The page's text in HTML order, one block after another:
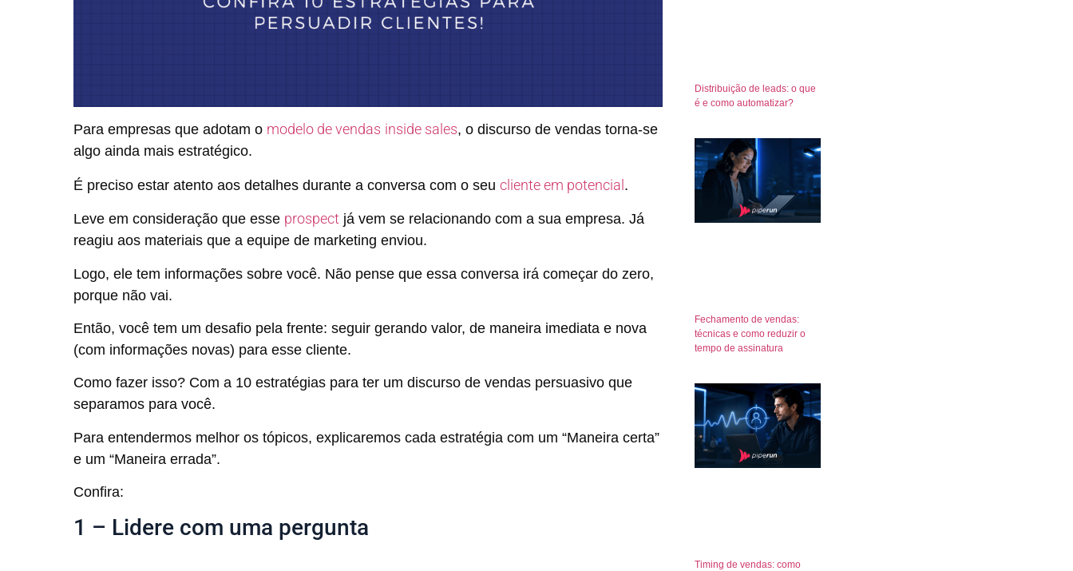
Para empresas que adotam o modelo de vendas inside sales, o discurso de vendas torna-se
algo ainda mais estratégico.
É preciso estar atento aos detalhes durante a conversa com o seu cliente em potencial.
Leve em consideração que esse prospect já vem se relacionando com a sua empresa. Já
reagiu aos materiais que a equipe de marketing enviou.
Logo, ele tem informações sobre você. Não pense que essa conversa irá começar do zero,
porque não vai.
Então, você tem um desafio pela frente: seguir gerando valor, de maneira imediata e nova
(com informações novas) para esse cliente.
Como fazer isso? Com a 10 estratégias para ter um discurso de vendas persuasivo que
separamos para você.
Para entendermos melhor os tópicos, explicaremos cada estratégia com um “Maneira certa”
e um “Maneira errada”.
Confira:
1 – Lidere com uma pergunta
Distribuição de leads: o que
é e como automatizar?
Fechamento de vendas:
técnicas e como reduzir o
tempo de assinatura
Timing de vendas: como